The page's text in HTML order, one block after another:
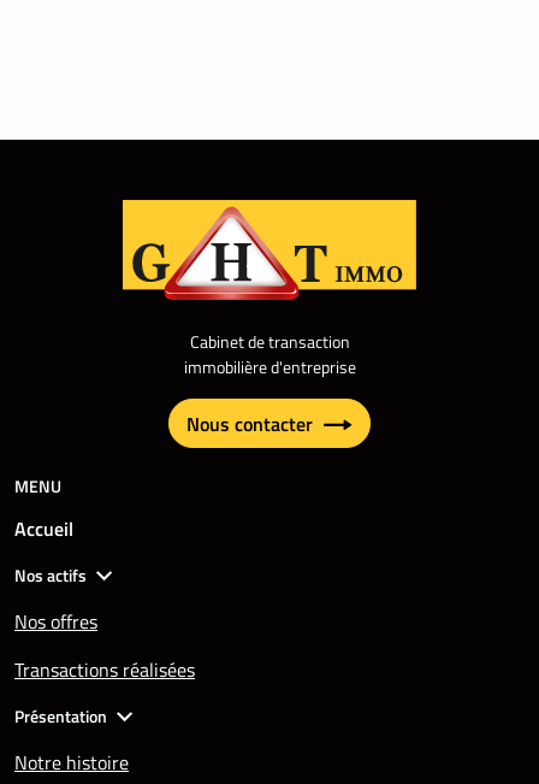
Cabinet de transaction
immobilière d'entreprise
Nous contacter
MENU
Accueil
Nos actifs
Nos offres
Transactions réalisées
Présentation
Notre histoire